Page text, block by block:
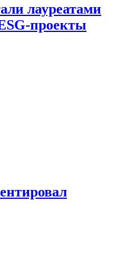
лауреатами
проекты